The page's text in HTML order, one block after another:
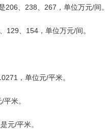
206、238、267，单位万元/间。
129、154，单位万元/间。
，单位元/平米。
米。
元/平米。